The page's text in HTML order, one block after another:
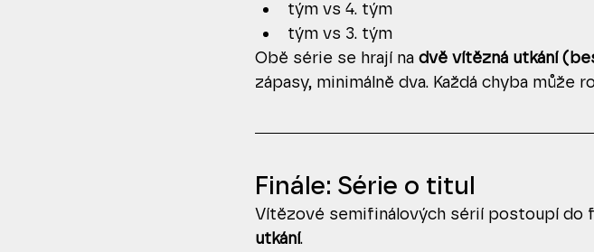
tým vs 4. tým
tým vs 3. tým
Obě série se hrají na dvě vítězná utkání
zápasy, minimálně dva. Každá chyba může
Finále: Série o titul
Vítězové semifinálových sérií postoupí do
utkání.